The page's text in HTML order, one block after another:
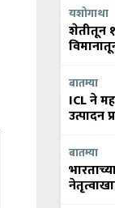
यशोगाथा
शेतीतून
बातम्या
ICL ने
उत्पादन
बातम्या